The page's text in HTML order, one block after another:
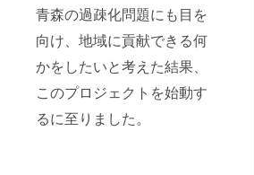
青森の過疎化問題にも目を
向け、地域に貢献できる何
かをしたいと考えた結果、
このプロジェクトを始動す
るに至りました。